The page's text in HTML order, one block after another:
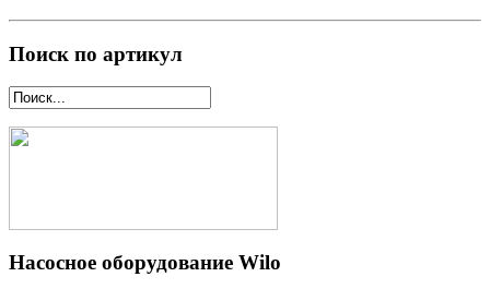
Поиск по артикул
Насосное оборудование Wilo